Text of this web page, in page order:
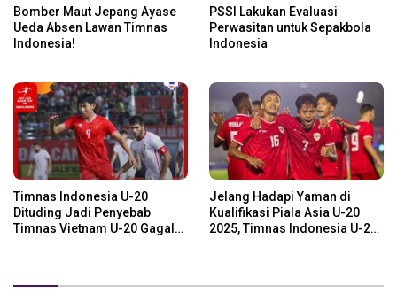
Bomber Maut Jepang Ayase
Ueda Absen Lawan Timnas
Indonesia!
PSSI Lakukan Evaluasi
Perwasitan untuk Sepakbola
Indonesia
Timnas Indonesia U-20
Dituding Jadi Penyebab
Timnas Vietnam U-20 Gagal
Jelang Hadapi Yaman di
Kualifikasi Piala Asia U-20
2025, Timnas Indonesia U-20